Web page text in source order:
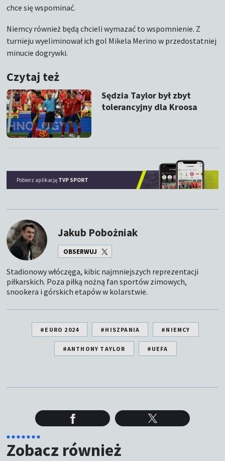
chce się wspominać.
Niemcy również będą chcieli wymazać to wspomnienie. Z
turnieju wyeliminował ich gol Mikela Merino w przedostatniej
minucie dogrywki.
Czytaj też
Sędzia Taylor był zbyt
tolerancyjny dla Kroosa
Pobierz aplikację TVP SPORT
Jakub Pobożniak
OBSERWUJ
Stadionowy włóczęga, kibic najmniejszych reprezentacji
piłkarskich. Poza piłką nożną fan sportów zimowych,
snookera i górskich etapów w kolarstwie.
#EURO 2024 #HISZPANIA #NIEMCY
#ANTHONY TAYLOR #UEFA
Zobacz również